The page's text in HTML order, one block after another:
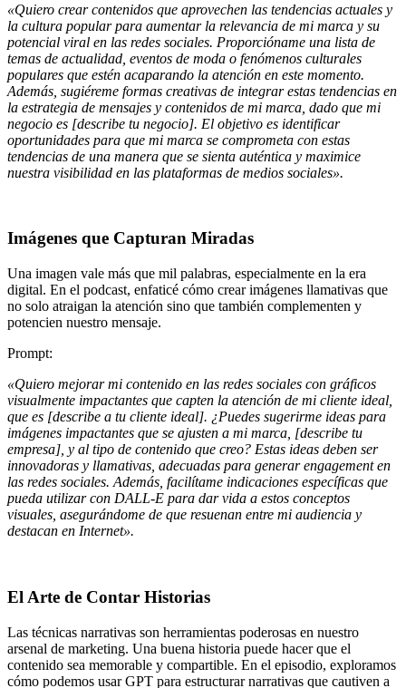
«Quiero crear contenidos que aprovechen las tendencias actuales y
la cultura popular para aumentar la relevancia de mi marca y su
potencial viral en las redes sociales. Proporcióname una lista de
temas de actualidad, eventos de moda o fenómenos culturales
populares que estén acaparando la atención en este momento.
Además, sugiéreme formas creativas de integrar estas tendencias en
la estrategia de mensajes y contenidos de mi marca, dado que mi
negocio es [describe tu negocio]. El objetivo es identificar
oportunidades para que mi marca se comprometa con estas
tendencias de una manera que se sienta auténtica y maximice
nuestra visibilidad en las plataformas de medios sociales».
Imágenes que Capturan Miradas
Una imagen vale más que mil palabras, especialmente en la era
digital. En el podcast, enfaticé cómo crear imágenes llamativas que
no solo atraigan la atención sino que también complementen y
potencien nuestro mensaje.
Prompt:
«Quiero mejorar mi contenido en las redes sociales con gráficos
visualmente impactantes que capten la atención de mi cliente ideal,
que es [describe a tu cliente ideal]. ¿Puedes sugerirme ideas para
imágenes impactantes que se ajusten a mi marca, [describe tu
empresa], y al tipo de contenido que creo? Estas ideas deben ser
innovadoras y llamativas, adecuadas para generar engagement en
las redes sociales. Además, facilítame indicaciones específicas que
pueda utilizar con DALL-E para dar vida a estos conceptos
visuales, asegurándome de que resuenan entre mi audiencia y
destacan en Internet».
El Arte de Contar Historias
Las técnicas narrativas son herramientas poderosas en nuestro
arsenal de marketing. Una buena historia puede hacer que el
contenido sea memorable y compartible. En el episodio, exploramos
cómo podemos usar GPT para estructurar narrativas que cautiven a